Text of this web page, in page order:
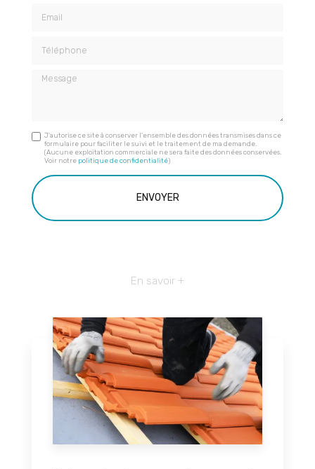
Message
J'autorise ce site à conserver l'ensemble des données transmises dans ce
formulaire pour faciliter le suivi et le traitement de ma demande.
(Aucune exploitation commerciale ne sera faite des données conservées.
Voir notre politique de confidentialité)
En savoir +